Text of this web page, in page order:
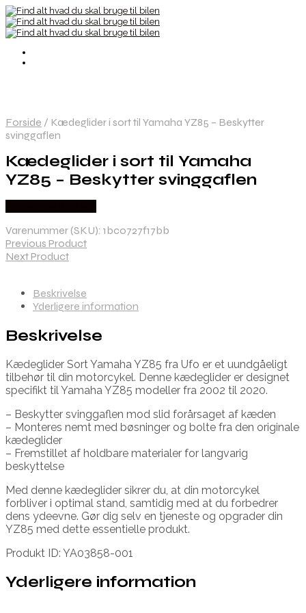
Forside / Kædeglider i sort til Yamaha YZ85 – Beskytter
svinggaflen
Kædeglider i sort til Yamaha
YZ85 – Beskytter svinggaflen
Varenummer (SKU): 1bc0727f17bb
Previous Product
Next Product
Beskrivelse
Yderligere information
Beskrivelse
Kædeglider Sort Yamaha YZ85 fra Ufo er et uundgåeligt
tilbehør til din motorcykel. Denne kædeglider er designet
specifikt til Yamaha YZ85 modeller fra 2002 til 2020.
– Beskytter svinggaflen mod slid forårsaget af kæden
– Monteres nemt med bøsninger og bolte fra den originale
kædeglider
– Fremstillet af holdbare materialer for langvarig
beskyttelse
Med denne kædeglider sikrer du, at din motorcykel
forbliver i optimal stand, samtidig med at du forbedrer
dens ydeevne. Gør dig selv en tjeneste og opgrader din
YZ85 med dette essentielle produkt.
Produkt ID: YA03858-001
Yderligere information